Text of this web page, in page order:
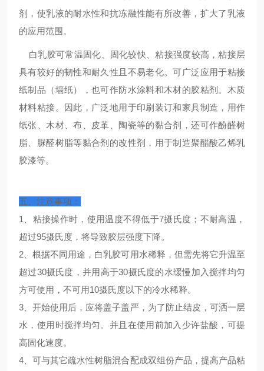
剂，使乳液的耐水性和抗冻融性能有所改善，扩大了乳液
的应用范围。
白乳胶可常温固化、固化较快、粘接强度较高，粘接层
具有较好的韧性和耐久性且不易老化。可广泛应用于粘接
纸制品（墙纸），也可作防水涂料和木材的胶粘剂。木质
材料粘接。因此，广泛地用于印刷装订和家具制造，用作
纸张、木材、布、皮革、陶瓷等的黏合剂，还可作酚醛树
脂、脲醛树脂等黏合剂的改性剂，用于制造聚醋酸乙烯乳
胶漆等。
五、注意事项：
1、粘接操作时，使用温度不得低于7摄氏度；不耐高温，
超过95摄氏度，将导致胶层强度下降。
2、根据不同用途，白乳胶可用水稀释，但需先将它升温至
超过30摄氏度，并用高于30摄氏度的水缓慢加入搅拌均匀
方可使用，不可用10摄氏度以下的冷水稀释。
3、开始使用后，应将盖子盖严，为了防止结皮，可洒一层
水，使用时搅拌均匀。并且在使用前加入少许盐酸，可提
高固化速度。
4、可与其它疏水性树脂混合配成双组份产品，提高产品粘